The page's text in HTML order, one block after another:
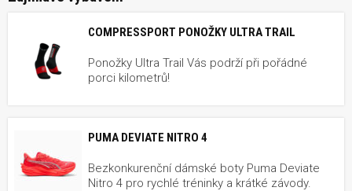
COMPRESSPORT PONOŽKY ULTRA TRAIL
Ponožky Ultra Trail Vás podrží při pořádné
porci kilometrů!
PUMA DEVIATE NITRO 4
Bezkonkurenční dámské boty Puma Deviate
Nitro 4 pro rychlé tréninky a krátké závody.